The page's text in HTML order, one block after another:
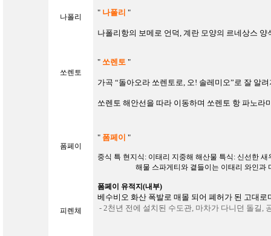
나폴리
쏘렌토
폼페이
피렌체
" 나폴리 "
나폴리항의 보메로 언덕, 계란 모양의 르네상스
" 쏘렌토 "
가곡 “돌아오라 쏘렌토로, 오! 솔레미오”로 잘 알
쏘렌토 해안선을 따라 이동하며 쏘렌토 항 파노라
" 폼페이 "
중식 특 현지식: 이태리 지중해 해산물 특식:신선한 새
해물 스파게티와 곁들이는 이태리 와인과
폼페이 유적지(내부)
베수비오 화산 폭발로 매몰 되어 폐허가 된 고대로
- 2천년 전에 설치된 수도관, 마차가 다니던 돌길,